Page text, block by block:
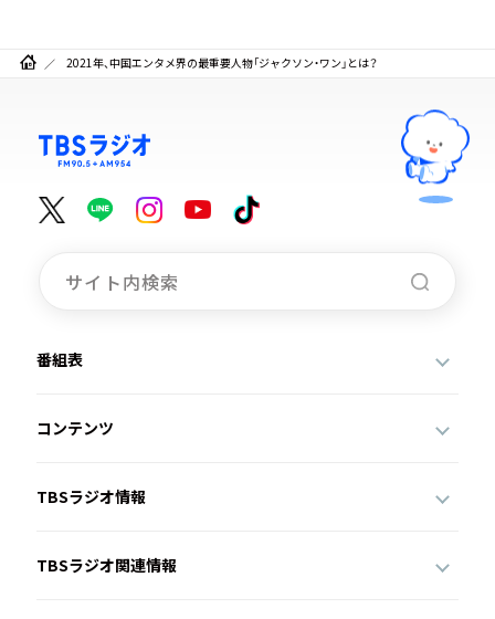
2021年、中国エンタメ界の最重要人物「ジャクソン・ワン」とは？
番組表
コンテンツ
TBSラジオ情報
TBSラジオ関連情報